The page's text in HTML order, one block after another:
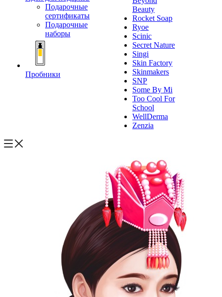
Подарочные
сертификаты
Подарочные
наборы
Пробники
Beauty
Rocket Soap
Ryoe
Scinic
Secret Nature
Singi
Skin Factory
Skinmakers
SNP
Some By Mi
Too Cool For
School
WellDerma
Zenzia